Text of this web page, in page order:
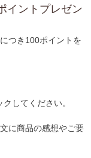
イントプレゼン
つき100ポイントを
してください。
に商品の感想やご要